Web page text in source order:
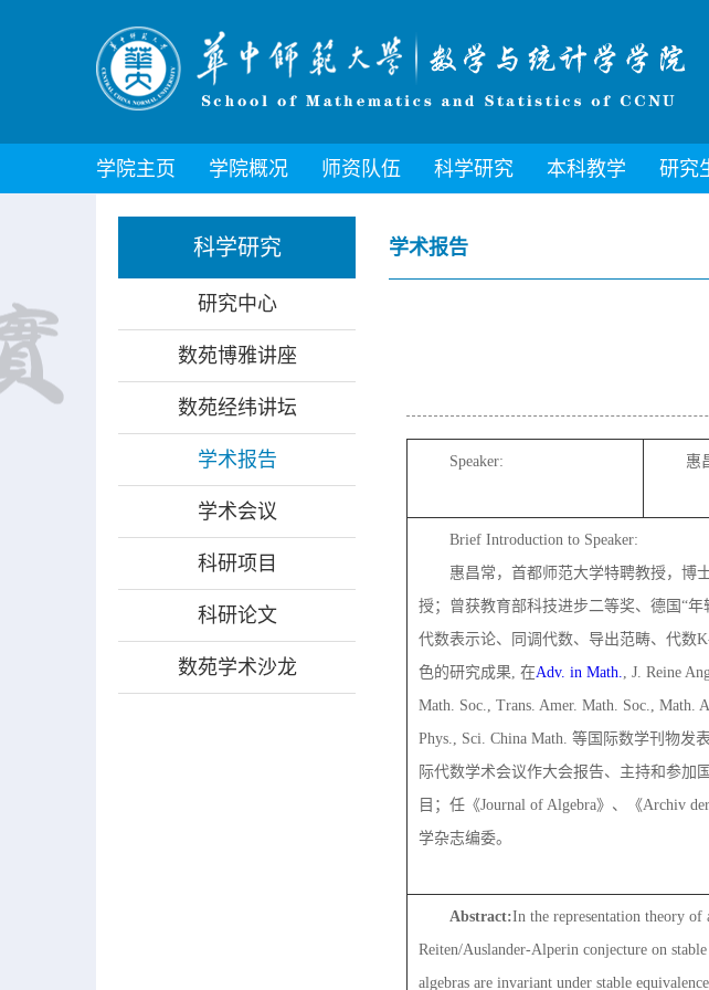
学院主页 学院概况 师资队伍 科学研究 本科教学 研究
科学研究
研究中心
数苑博雅讲座
数苑经纬讲坛
学术报告
学术会议
科研项目
科研论文
数苑学术沙龙
学术报告
Speaker: 惠
Brief Introduction to Speaker:
惠昌常，首都师范大学特聘教授，博
授；曾获教育部科技进步二等奖、德国“年
代数表示论、同调代数、导出范畴、代数
色的研究成果, 在Adv. in Math., J. Reine
Math. Soc., Trans. Amer. Math. Soc., Math.
Phys., Sci. China Math. 等国际数学刊物发
际代数学术会议作大会报告、主持和参加
目；任《Journal of Algebra》、《Archiv
学杂志编委。
Abstract:In the representation theory of
Reiten/Auslander-Alperin conjecture on
algebras are invariant under stable